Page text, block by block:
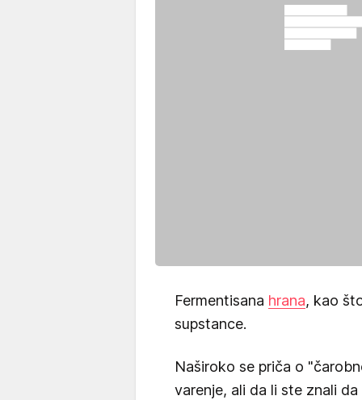
Fermentisana hrana, kao
supstance.
Naširoko se priča o
varenje, ali da li ste znali